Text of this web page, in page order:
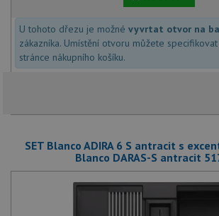
U tohoto dřezu je možné vyvrtat otvor na
zákazníka. Umístění otvoru můžete
stránce nákupního košíku.
SET Blanco ADIRA 6 S antracit s
Blanco DARAS-S antracit